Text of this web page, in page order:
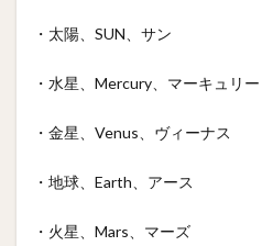
・太陽、SUN、サン
・水星、Mercury、マーキュリー
・金星、Venus、ヴィーナス
・地球、Earth、アース
・火星、Mars、マーズ